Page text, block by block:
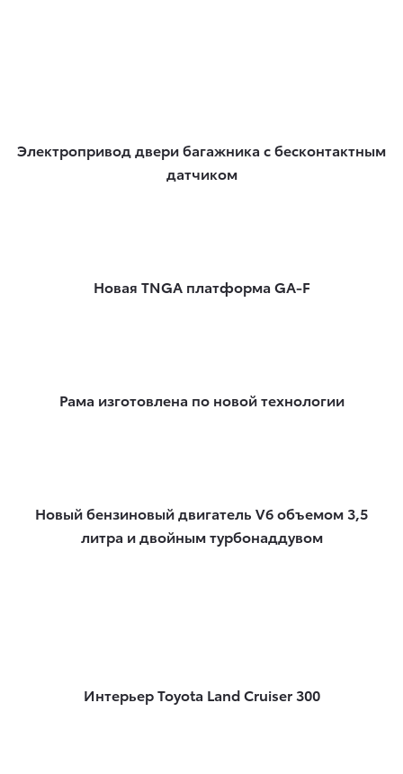
Электропривод двери багажника с бесконтактным
датчиком
Новая TNGA платформа GA-F
Рама изготовлена по новой технологии
Новый бензиновый двигатель V6 объемом 3,5
литра и двойным турбонаддувом
Интерьер Toyota Land Cruiser 300